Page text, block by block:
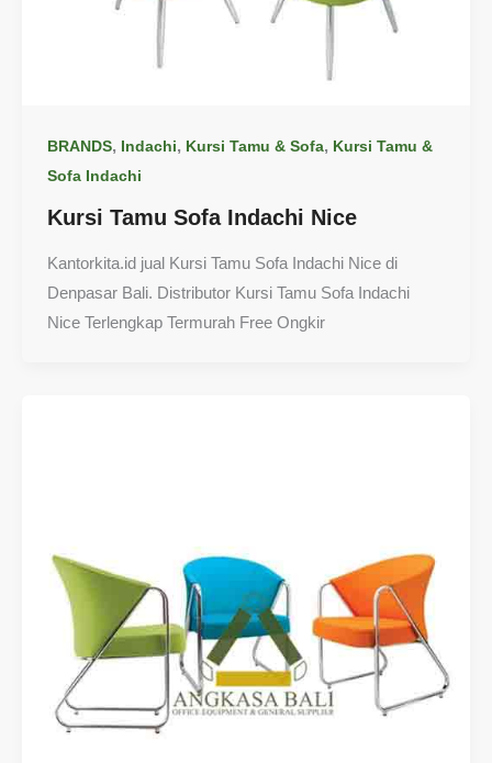
BRANDS, Indachi, Kursi Tamu & Sofa, Kursi Tamu &
Sofa Indachi
Kursi Tamu Sofa Indachi Nice
Kantorkita.id jual Kursi Tamu Sofa Indachi Nice di
Denpasar Bali. Distributor Kursi Tamu Sofa Indachi
Nice Terlengkap Termurah Free Ongkir